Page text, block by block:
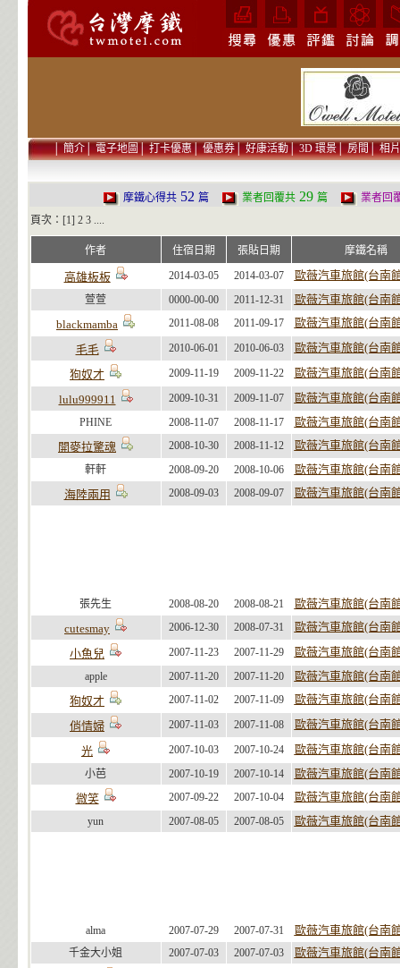
│簡介│電子地圖│打卡優惠│優惠券│好康活動│3D 環景│房間│相片
摩鐵心得共52 篇 業者回覆共29 篇
業者回
頁次：[1] 2 3....
作者 住宿日期 張貼日期 摩鐵名稱
高雄板板 2014-03-05 2014-03-07 歐薇汽車旅館(台南
萱萱 0000-00-00 2011-12-31
歐薇汽車旅館(台南
blackmamba
2011-08-08 2011-09-17
歐薇汽車旅館(台南
毛毛
2010-06-01 2010-06-03
歐薇汽車旅館(台南
狗奴才
2009-11-19 2009-11-22
歐薇汽車旅館(台南
lulu999911
2009-10-31 2009-11-07 歐薇汽車旅館(台南
PHINE 2008-11-07 2008-11-17
歐薇汽車旅館(台南
開麥拉驚魂
2008-10-30 2008-11-12 歐薇汽車旅館(台南
軒軒 2008-09-20 2008-10-06
歐薇汽車旅館(台南
海陸兩用
2008-09-03 2008-09-07 歐薇汽車旅館(台南
張先生 2008-08-20 2008-08-21
歐薇汽車旅館(台南
cutesmay
2006-12-30 2008-07-31
歐薇汽車旅館(台南
小魚兒
2007-11-23 2007-11-29 歐薇汽車旅館(台南
apple 2007-11-20 2007-11-20
歐薇汽車旅館(台南
狗奴才
2007-11-02 2007-11-09
歐薇汽車旅館(台南
俏情婦
2007-11-03 2007-11-08
歐薇汽車旅館(台南
光
2007-10-03 2007-10-24 歐薇汽車旅館(台南
小芭 2007-10-19 2007-10-14
歐薇汽車旅館(台南
微笑
2007-09-22 2007-10-04 歐薇汽車旅館(台南
yun 2007-08-05 2007-08-05 歐薇汽車旅館(台南
alma 2007-07-29 2007-07-31 歐薇汽車旅館(台南
千金大小姐 2007-07-03 2007-07-03
歐薇汽車旅館(台南